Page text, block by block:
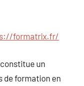
formatrix.fr/
un
de formation en